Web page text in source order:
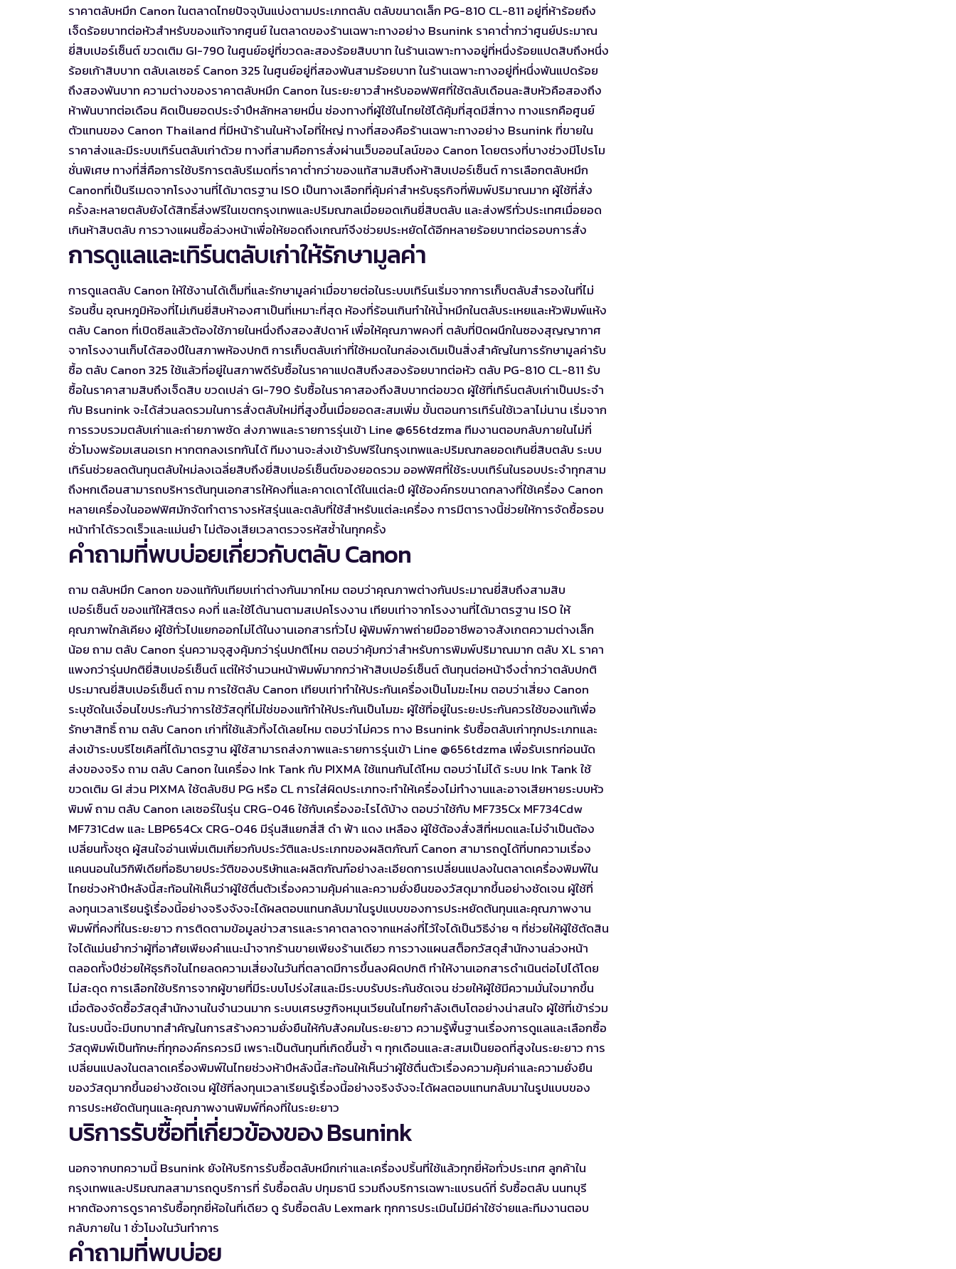
ราคาตลับหมึก Canon ในตลาดไทยปัจจุบันแบ่งตามประเภทตลับ ตลับขนาดเล็ก PG-810 CL-811 อยู่ที่ห้าร้อยถึง
เจ็ดร้อยบาทต่อหัวสำหรับของแท้จากศูนย์ ในตลาดของร้านเฉพาะทางอย่าง Bsunink ราคาต่ำกว่าศูนย์ประมาณ
ยี่สิบเปอร์เซ็นต์ ขวดเติม GI-790 ในศูนย์อยู่ที่ขวดละสองร้อยสิบบาท ในร้านเฉพาะทางอยู่ที่หนึ่งร้อยแปดสิบถึงหนึ่ง
ร้อยเก้าสิบบาท ตลับเลเซอร์ Canon 325 ในศูนย์อยู่ที่สองพันสามร้อยบาท ในร้านเฉพาะทางอยู่ที่หนึ่งพันแปดร้อย
ถึงสองพันบาท ความต่างของราคาตลับหมึก Canon ในระยะยาวสำหรับออฟฟิศที่ใช้ตลับเดือนละสิบหัวคือสองถึง
ห้าพันบาทต่อเดือน คิดเป็นยอดประจำปีหลักหลายหมื่น ช่องทางที่ผู้ใช้ในไทยใช้ได้คุ้มที่สุดมีสี่ทาง ทางแรกคือศูนย์
ตัวแทนของ Canon Thailand ที่มีหน้าร้านในห้างไอที่ใหญ่ ทางที่สองคือร้านเฉพาะทางอย่าง Bsunink ที่ขายใน
ราคาส่งและมีระบบเทิร์นตลับเก่าด้วย ทางที่สามคือการสั่งผ่านเว็บออนไลน์ของ Canon โดยตรงที่บางช่วงมีโปรโม
ชั่นพิเศษ ทางที่สี่คือการใช้บริการตลับรีเมดที่ราคาต่ำกว่าของแท้สามสิบถึงห้าสิบเปอร์เซ็นต์ การเลือกตลับหมึก
Canonที่เป็นรีเมดจากโรงงานที่ได้มาตรฐาน ISO เป็นทางเลือกที่คุ้มค่าสำหรับธุรกิจที่พิมพ์ปริมาณมาก ผู้ใช้ที่สั่ง
ครั้งละหลายตลับยังได้สิทธิ์ส่งฟรีในเขตกรุงเทพและปริมณฑลเมื่อยอดเกินยี่สิบตลับ และส่งฟรีทั่วประเทศเมื่อยอด
เกินห้าสิบตลับ การวางแผนซื้อล่วงหน้าเพื่อให้ยอดถึงเกณฑ์จึงช่วยประหยัดได้อีกหลายร้อยบาทต่อรอบการสั่ง
การดูแลและเทิร์นตลับเก่าให้รักษามูลค่า
การดูแลตลับ Canon ให้ใช้งานได้เต็มที่และรักษามูลค่าเมื่อขายต่อในระบบเทิร์นเริ่มจากการเก็บตลับสำรองในที่ไม่
ร้อนชื้น อุณหภูมิห้องที่ไม่เกินยี่สิบห้าองศาเป็นที่เหมาะที่สุด ห้องที่ร้อนเกินทำให้น้ำหมึกในตลับระเหยและหัวพิมพ์แห้ง
ตลับ Canon ที่เปิดซีลแล้วต้องใช้ภายในหนึ่งถึงสองสัปดาห์ เพื่อให้คุณภาพคงที่ ตลับที่ปิดผนึกในซองสุญญากาศ
จากโรงงานเก็บได้สองปีในสภาพห้องปกติ การเก็บตลับเก่าที่ใช้หมดในกล่องเดิมเป็นสิ่งสำคัญในการรักษามูลค่ารับ
ซื้อ ตลับ Canon 325 ใช้แล้วที่อยู่ในสภาพดีรับซื้อในราคาแปดสิบถึงสองร้อยบาทต่อหัว ตลับ PG-810 CL-811 รับ
ซื้อในราคาสามสิบถึงเจ็ดสิบ ขวดเปล่า GI-790 รับซื้อในราคาสองถึงสิบบาทต่อขวด ผู้ใช้ที่เทิร์นตลับเก่าเป็นประจำ
กับ Bsunink จะได้ส่วนลดรวมในการสั่งตลับใหม่ที่สูงขึ้นเมื่อยอดสะสมเพิ่ม ขั้นตอนการเทิร์นใช้เวลาไม่นาน เริ่มจาก
การรวบรวมตลับเก่าและถ่ายภาพชัด ส่งภาพและรายการรุ่นเข้า Line @656tdzma ทีมงานตอบกลับภายในไม่กี่
ชั่วโมงพร้อมเสนอเรท หากตกลงเรทกันได้ ทีมงานจะส่งเข้ารับฟรีในกรุงเทพและปริมณฑลยอดเกินยี่สิบตลับ ระบบ
เทิร์นช่วยลดต้นทุนตลับใหม่ลงเฉลี่ยสิบถึงยี่สิบเปอร์เซ็นต์ของยอดรวม ออฟฟิศที่ใช้ระบบเทิร์นในรอบประจำทุกสาม
ถึงหกเดือนสามารถบริหารต้นทุนเอกสารให้คงที่และคาดเดาได้ในแต่ละปี ผู้ใช้องค์กรขนาดกลางที่ใช้เครื่อง Canon
หลายเครื่องในออฟฟิศมักจัดทำตารางรหัสรุ่นและตลับที่ใช้สำหรับแต่ละเครื่อง การมีตารางนี้ช่วยให้การจัดซื้อรอบ
หน้าทำได้รวดเร็วและแม่นยำ ไม่ต้องเสียเวลาตรวจรหัสซ้ำในทุกครั้ง
คำถามที่พบบ่อยเกี่ยวกับตลับ Canon
ถาม ตลับหมึก Canon ของแท้กับเทียบเท่าต่างกันมากไหม ตอบว่าคุณภาพต่างกันประมาณยี่สิบถึงสามสิบ
เปอร์เซ็นต์ ของแท้ให้สีตรง คงที่ และใช้ได้นานตามสเปคโรงงาน เทียบเท่าจากโรงงานที่ได้มาตรฐาน ISO ให้
คุณภาพใกล้เคียง ผู้ใช้ทั่วไปแยกออกไม่ได้ในงานเอกสารทั่วไป ผู้พิมพ์ภาพถ่ายมืออาชีพอาจสังเกตความต่างเล็ก
น้อย ถาม ตลับ Canon รุ่นความจุสูงคุ้มกว่ารุ่นปกติไหม ตอบว่าคุ้มกว่าสำหรับการพิมพ์ปริมาณมาก ตลับ XL ราคา
แพงกว่ารุ่นปกติยี่สิบเปอร์เซ็นต์ แต่ให้จำนวนหน้าพิมพ์มากกว่าห้าสิบเปอร์เซ็นต์ ต้นทุนต่อหน้าจึงต่ำกว่าตลับปกติ
ประมาณยี่สิบเปอร์เซ็นต์ ถาม การใช้ตลับ Canon เทียบเท่าทำให้ประกันเครื่องเป็นโมฆะไหม ตอบว่าเสี่ยง Canon
ระบุชัดในเงื่อนไขประกันว่าการใช้วัสดุที่ไม่ใช่ของแท้ทำให้ประกันเป็นโมฆะ ผู้ใช้ที่อยู่ในระยะประกันควรใช้ของแท้เพื่อ
รักษาสิทธิ์ ถาม ตลับ Canon เก่าที่ใช้แล้วทิ้งได้เลยไหม ตอบว่าไม่ควร ทาง Bsunink รับซื้อตลับเก่าทุกประเภทและ
ส่งเข้าระบบรีไซเคิลที่ได้มาตรฐาน ผู้ใช้สามารถส่งภาพและรายการรุ่นเข้า Line @656tdzma เพื่อรับเรทก่อนนัด
ส่งของจริง ถาม ตลับ Canon ในเครื่อง Ink Tank กับ PIXMA ใช้แทนกันได้ไหม ตอบว่าไม่ได้ ระบบ Ink Tank ใช้
ขวดเติม GI ส่วน PIXMA ใช้ตลับชิป PG หรือ CL การใส่ผิดประเภทจะทำให้เครื่องไม่ทำงานและอาจเสียหายระบบหัว
พิมพ์ ถาม ตลับ Canon เลเซอร์ในรุ่น CRG-046 ใช้กับเครื่องอะไรได้บ้าง ตอบว่าใช้กับ MF735Cx MF734Cdw
MF731Cdw และ LBP654Cx CRG-046 มีรุ่นสีแยกสี่สี ดำ ฟ้า แดง เหลือง ผู้ใช้ต้องสั่งสีที่หมดและไม่จำเป็นต้อง
เปลี่ยนทั้งชุด ผู้สนใจอ่านเพิ่มเติมเกี่ยวกับประวัติและประเภทของผลิตภัณฑ์ Canon สามารถดูได้ที่บทความเรื่อง
แคนนอนในวิกิพีเดียที่อธิบายประวัติของบริษัทและผลิตภัณฑ์อย่างละเอียดการเปลี่ยนแปลงในตลาดเครื่องพิมพ์ใน
ไทยช่วงห้าปีหลังนี้สะท้อนให้เห็นว่าผู้ใช้ตื่นตัวเรื่องความคุ้มค่าและความยั่งยืนของวัสดุมากขึ้นอย่างชัดเจน ผู้ใช้ที่
ลงทุนเวลาเรียนรู้เรื่องนี้อย่างจริงจังจะได้ผลตอบแทนกลับมาในรูปแบบของการประหยัดต้นทุนและคุณภาพงาน
พิมพ์ที่คงที่ในระยะยาว การติดตามข้อมูลข่าวสารและราคาตลาดจากแหล่งที่ไว้ใจได้เป็นวิธีง่าย ๆ ที่ช่วยให้ผู้ใช้ตัดสิน
ใจได้แม่นยำกว่าผู้ที่อาศัยเพียงคำแนะนำจากร้านขายเพียงร้านเดียว การวางแผนสต็อกวัสดุสำนักงานล่วงหน้า
ตลอดทั้งปีช่วยให้ธุรกิจในไทยลดความเสี่ยงในวันที่ตลาดมีการขึ้นลงผิดปกติ ทำให้งานเอกสารดำเนินต่อไปได้โดย
ไม่สะดุด การเลือกใช้บริการจากผู้ขายที่มีระบบโปร่งใสและมีระบบรับประกันชัดเจน ช่วยให้ผู้ใช้มีความมั่นใจมากขึ้น
เมื่อต้องจัดซื้อวัสดุสำนักงานในจำนวนมาก ระบบเศรษฐกิจหมุนเวียนในไทยกำลังเติบโตอย่างน่าสนใจ ผู้ใช้ที่เข้าร่วม
ในระบบนี้จะมีบทบาทสำคัญในการสร้างความยั่งยืนให้กับสังคมในระยะยาว ความรู้พื้นฐานเรื่องการดูแลและเลือกซื้อ
วัสดุพิมพ์เป็นทักษะที่ทุกองค์กรควรมี เพราะเป็นต้นทุนที่เกิดขึ้นซ้ำ ๆ ทุกเดือนและสะสมเป็นยอดที่สูงในระยะยาว การ
เปลี่ยนแปลงในตลาดเครื่องพิมพ์ในไทยช่วงห้าปีหลังนี้สะท้อนให้เห็นว่าผู้ใช้ตื่นตัวเรื่องความคุ้มค่าและความยั่งยืน
ของวัสดุมากขึ้นอย่างชัดเจน ผู้ใช้ที่ลงทุนเวลาเรียนรู้เรื่องนี้อย่างจริงจังจะได้ผลตอบแทนกลับมาในรูปแบบของ
การประหยัดต้นทุนและคุณภาพงานพิมพ์ที่คงที่ในระยะยาว
บริการรับซื้อที่เกี่ยวข้องของ Bsunink
นอกจากบทความนี้ Bsunink ยังให้บริการรับซื้อตลับหมึกเก่าและเครื่องปริ้นที่ใช้แล้วทุกยี่ห้อทั่วประเทศ ลูกค้าใน
กรุงเทพและปริมณฑลสามารถดูบริการที่ รับซื้อตลับ ปทุมธานี รวมถึงบริการเฉพาะแบรนด์ที่ รับซื้อตลับ นนทบุรี
หากต้องการดูราคารับซื้อทุกยี่ห้อในที่เดียว ดู รับซื้อตลับ Lexmarkทุกการประเมินไม่มีค่าใช้จ่ายและทีมงานตอบ
กลับภายใน 1 ชั่วโมงในวันทำการ
คำถามที่พบบ่อย